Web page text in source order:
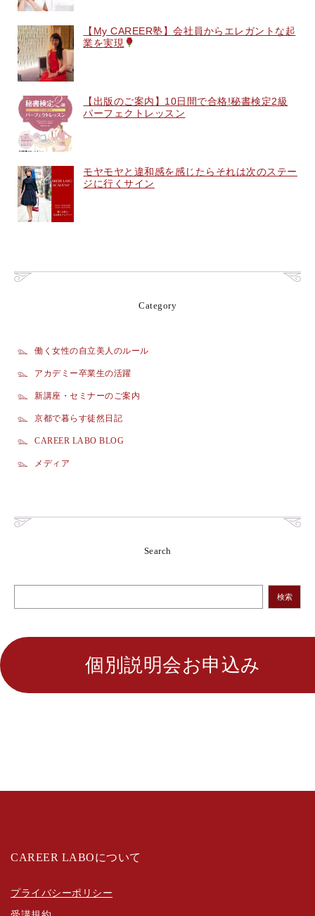
【My CAREER塾】会社員からエレガントな起
業を実現
【出版のご案内】10日間で合格!秘書検定2級
パーフェクトレッスン
モヤモヤと違和感を感じたらそれは次のステー
ジに行くサイン
Category
働く女性の自立美人のルール
アカデミー卒業生の活躍
新講座・セミナーのご案内
京都で暮らす徒然日記
CAREER LABO BLOG
メディア
Search
検索
個別説明会お申込み
CAREER LABOについて
プライバシーポリシー